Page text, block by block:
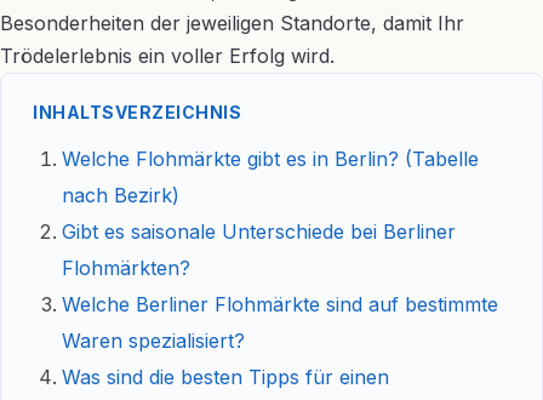
Besonderheiten der jeweiligen Standorte, damit Ihr
Trödelerlebnis ein voller Erfolg wird.
INHALTSVERZEICHNIS
Welche Flohmärkte gibt es in Berlin? (Tabelle
nach Bezirk)
Gibt es saisonale Unterschiede bei Berliner
Flohmärkten?
Welche Berliner Flohmärkte sind auf bestimmte
Waren spezialisiert?
Was sind die besten Tipps für einen